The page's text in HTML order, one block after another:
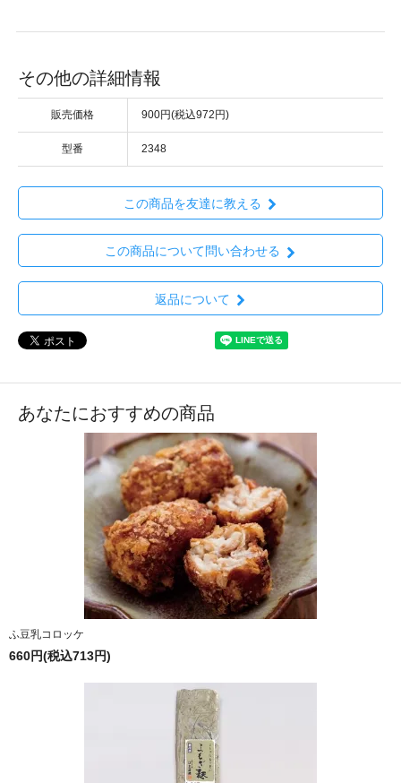
その他の詳細情報
販売価格 900円(税込972円)
型番 2348
この商品を友達に教える
この商品について問い合わせる
返品について
あなたにおすすめの商品
ふ豆乳コロッケ
660円(税込713円)